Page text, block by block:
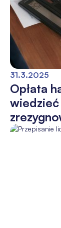
31.3.2025
Opłata
wiedzieć